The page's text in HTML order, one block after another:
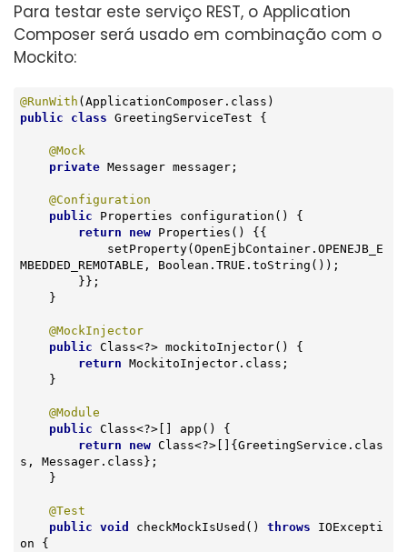
Para testar este serviço REST, o Application
Composer será usado em combinação com o
Mockito:
@RunWith
public
class GreetingServiceTest {
@Mock
private Messager messager;
@Configuration
public Properties configuration ()
{
return
new Properties() {{
MBEDDED_REMOTABLE, Boolean.TRUE.toString());
@MockInjector
public Class<?> mockitoInjector() {
return MockitoInjector.class;
@Module
public Class<?>[] app() {
return
new Class<?>[]{GreetingService.clas
s, Messager.class};
@Test
public void checkMockIsUsed () throws IOExcepti
on {